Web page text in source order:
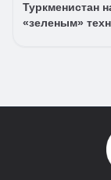
Туркменистан
«зеленым»